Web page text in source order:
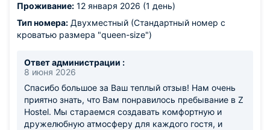
Проживание: 12 января 2026 (1 день)
Тип номера: Двухместный (Стандартный номер с
кроватью размера "queen-size")
Ответ администрации :
8 июня 2026
Спасибо большое за Ваш теплый отзыв! Нам очень
приятно знать, что Вам понравилось пребывание в Z
Hostel. Мы стараемся создавать комфортную и
дружелюбную атмосферу для каждого гостя, и